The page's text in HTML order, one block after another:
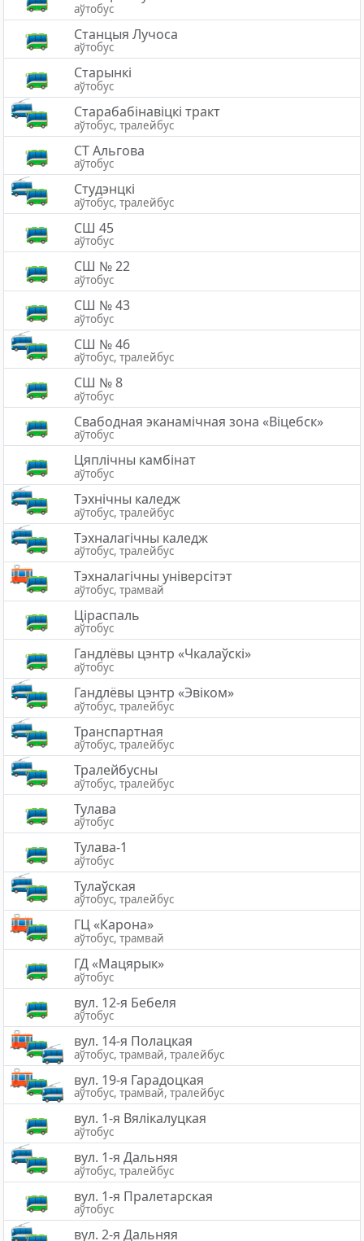
аўтобус
Станцыя Лучоса
аўтобус
Старынкі
аўтобус
Старабабінавіцкі тракт
аўтобус, тралейбус
СТ Альгова
аўтобус
Студэнцкі
аўтобус, тралейбус
СШ 45
аўтобус
СШ № 22
аўтобус
СШ № 43
аўтобус
СШ № 46
аўтобус, тралейбус
СШ № 8
аўтобус
Свабодная эканамічная зона «Вiцебск»
аўтобус
Цяплічны камбінат
аўтобус
Тэхнічны каледж
аўтобус, тралейбус
Тэхналагічны каледж
аўтобус, тралейбус
Тэхналагічны універсітэт
аўтобус, трамвай
Ціраспаль
аўтобус
Гандлёвы цэнтр «Чкалаўскі»
аўтобус
Гандлёвы цэнтр «Эвiком»
аўтобус, тралейбус
Транспартная
аўтобус, тралейбус
Тралейбусны
аўтобус, тралейбус
Тулава
аўтобус
Тулава-1
аўтобус
Тулаўская
аўтобус, тралейбус
ГЦ «Карона»
аўтобус, трамвай
ГД «Мацярык»
аўтобус
вул. 12-я Бебеля
аўтобус
вул. 14-я Полацкая
аўтобус, трамвай, тралейбус
вул. 19-я Гарадоцкая
аўтобус, трамвай, тралейбус
вул. 1-я Вялікалуцкая
аўтобус
вул. 1-я Дальняя
аўтобус, тралейбус
вул. 1-я Пралетарская
аўтобус
вул. 2-я Дальняя